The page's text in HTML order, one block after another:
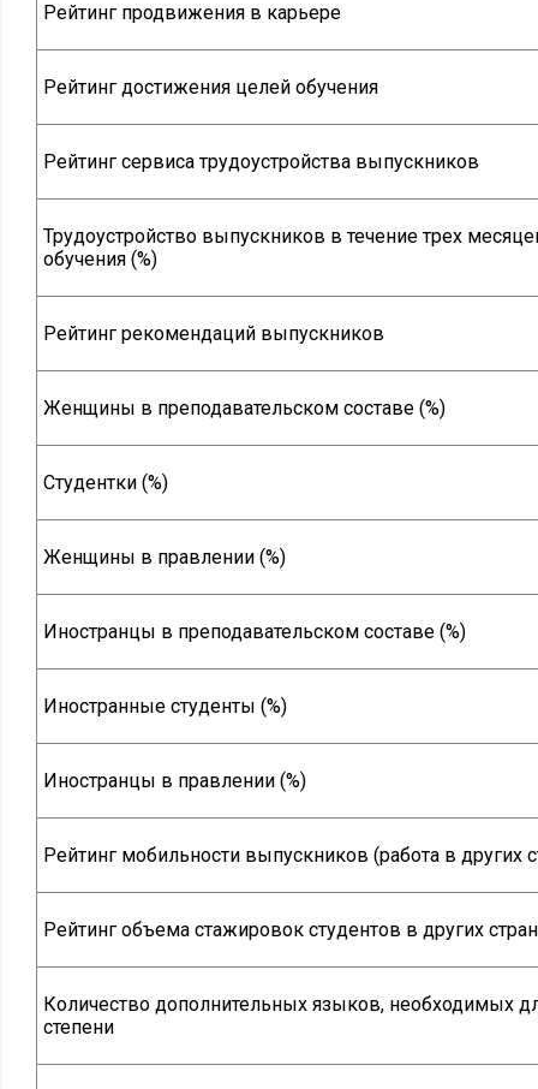
Рейтинг продвижения в карьере
Рейтинг достижения целей обучения
Рейтинг сервиса трудоустройства выпускников
Трудоустройство выпускников в течение трех
обучения (%)
Рейтинг рекомендаций выпускников
Женщины в преподавательском составе (%)
Студентки (%)
Женщины в правлении (%)
Иностранцы в преподавательском составе (%)
Иностранные студенты (%)
Иностранцы в правлении (%)
Рейтинг мобильности выпускников (работа в других
Рейтинг объема стажировок студентов в других
Количество дополнительных языков, необходимых
степени